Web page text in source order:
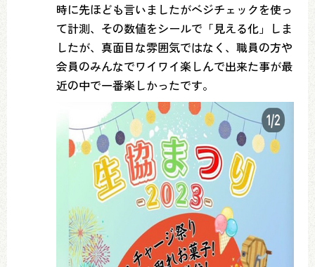
時に先ほども言いましたがベジチェックを使っ
て計測、その数値をシールで「見える化」しま
したが、真面目な雰囲気ではなく、職員の方や
会員のみんなでワイワイ楽しんで出来た事が最
近の中で一番楽しかったです。